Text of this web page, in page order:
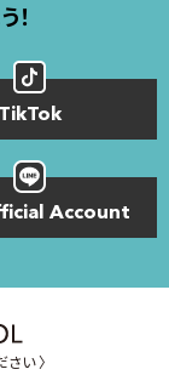
！
TikTok
Account
い 〉